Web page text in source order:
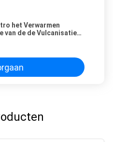
het Verwarmen
van de de Vulcanisatie